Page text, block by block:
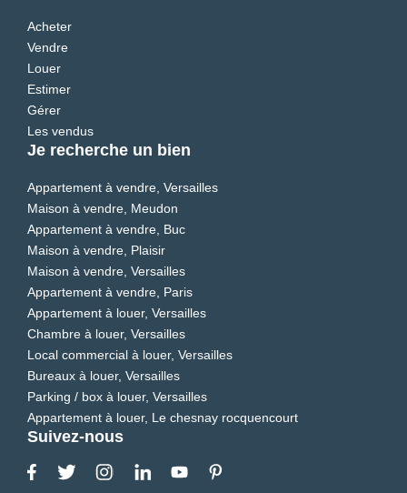
Acheter
Vendre
Louer
Estimer
Gérer
Les vendus
Je recherche un bien
Appartement à vendre, Versailles
Maison à vendre, Meudon
Appartement à vendre, Buc
Maison à vendre, Plaisir
Maison à vendre, Versailles
Appartement à vendre, Paris
Appartement à louer, Versailles
Chambre à louer, Versailles
Local commercial à louer, Versailles
Bureaux à louer, Versailles
Parking / box à louer, Versailles
Appartement à louer, Le chesnay rocquencourt
Suivez-nous